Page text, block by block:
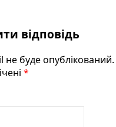
відповідь
не буде
*